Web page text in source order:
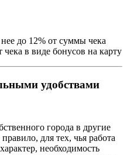
до 12% от суммы чека
в виде бонусов на карту
удобствами
города в другие
для тех, чья работа
необходимость